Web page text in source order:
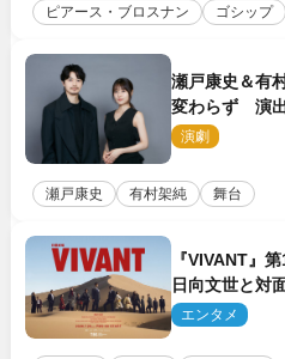
ピアース・ブロスナン ゴシップ
瀬戸康史＆有
変わらず 演
胸に舞台『キ
演劇
瀬戸康史 有村架純 舞台
『VIVANT』
日向文世と対
エンタメ